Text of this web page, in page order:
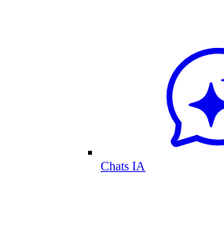
Chats IA